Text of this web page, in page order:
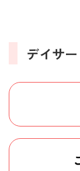
デイサ